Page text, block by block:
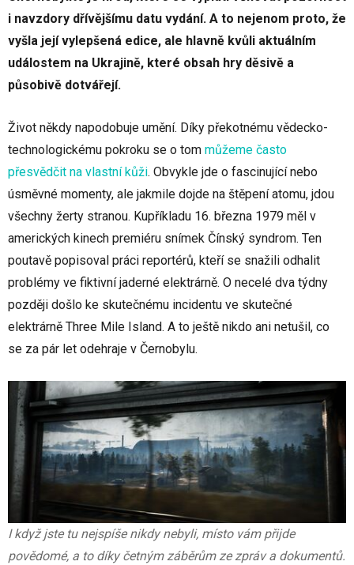
i navzdory dřívějšímu datu vydání. A to nejenom proto, že
vyšla její vylepšená edice, ale hlavně kvůli aktuálním
událostem na Ukrajině, které obsah hry děsivě a
působivě dotvářejí.
Život někdy napodobuje umění. Díky překotnému vědecko-
technologickému pokroku se o tom můžeme často
přesvědčit na vlastní kůži. Obvykle jde o fascinující nebo
úsměvné momenty, ale jakmile dojde na štěpení atomu, jdou
všechny žerty stranou. Kupříkladu 16. března 1979 měl v
amerických kinech premiéru snímek Čínský syndrom. Ten
poutavě popisoval práci reportérů, kteří se snažili odhalit
problémy ve fiktivní jaderné elektrárně. O necelé dva týdny
později došlo ke skutečnému incidentu ve skutečné
elektrárně Three Mile Island. A to ještě nikdo ani netušil, co
se za pár let odehraje v Černobylu.
I když jste tu nejspíše nikdy nebyli, místo vám přijde
povědomé, a to díky četným záběrům ze zpráv a dokumentů.